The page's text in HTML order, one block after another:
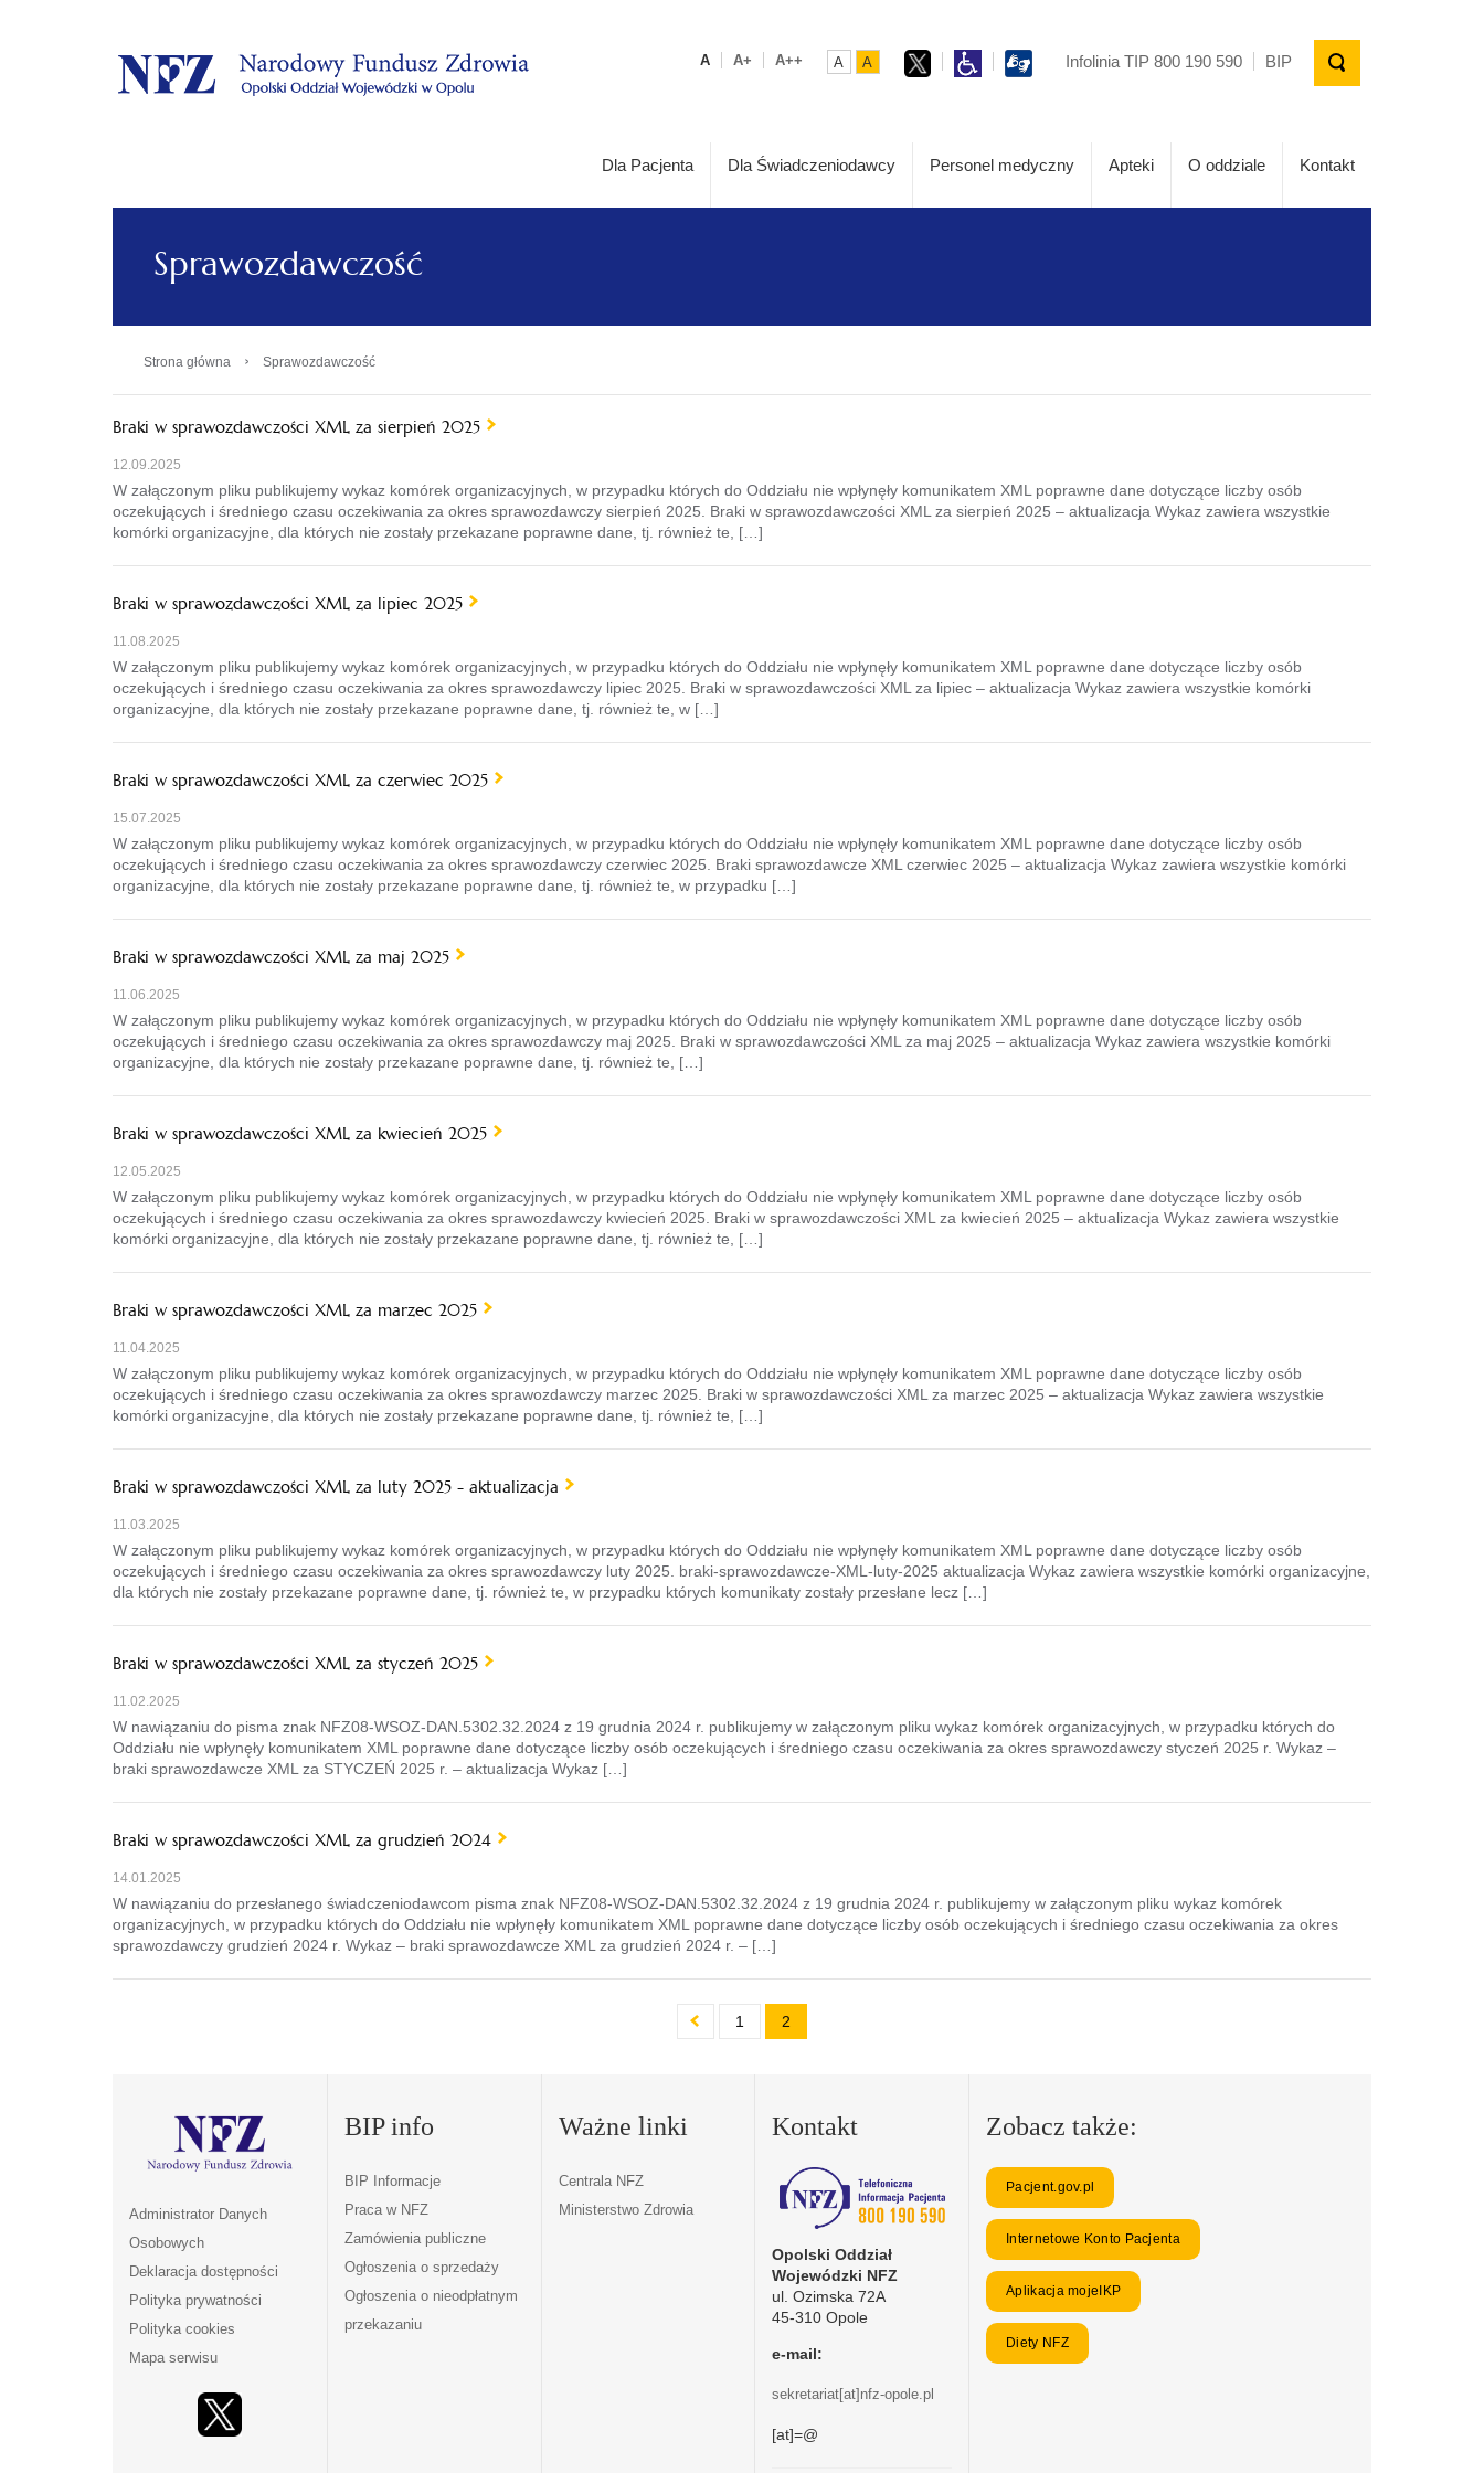
. A A+ A++ A A Infolinia TIP 800 190 590 BIP
Dla Pacjenta Dla Świadczeniodawcy Personel medyczny Apteki O oddziale Kontakt
Sprawozdawczość
Strona główna › Sprawozdawczość
Braki w sprawozdawczości XML za sierpień 2025
12.09.2025
W załączonym pliku publikujemy wykaz komórek organizacyjnych, w przypadku których do Oddziału nie wpłynęły komunikatem XML poprawne dane dotyczące liczby osób
oczekujących i średniego czasu oczekiwania za okres sprawozdawczy sierpień 2025. Braki w sprawozdawczości XML za sierpień 2025 – aktualizacja Wykaz zawiera wszystkie
komórki organizacyjne, dla których nie zostały przekazane poprawne dane, tj. również te, […]
Braki w sprawozdawczości XML za lipiec 2025
11.08.2025
W załączonym pliku publikujemy wykaz komórek organizacyjnych, w przypadku których do Oddziału nie wpłynęły komunikatem XML poprawne dane dotyczące liczby osób
oczekujących i średniego czasu oczekiwania za okres sprawozdawczy lipiec 2025. Braki w sprawozdawczości XML za lipiec – aktualizacja Wykaz zawiera wszystkie komórki
organizacyjne, dla których nie zostały przekazane poprawne dane, tj. również te, w […]
Braki w sprawozdawczości XML za czerwiec 2025
15.07.2025
W załączonym pliku publikujemy wykaz komórek organizacyjnych, w przypadku których do Oddziału nie wpłynęły komunikatem XML poprawne dane dotyczące liczby osób
oczekujących i średniego czasu oczekiwania za okres sprawozdawczy czerwiec 2025. Braki sprawozdawcze XML czerwiec 2025 – aktualizacja Wykaz zawiera wszystkie komórki
organizacyjne, dla których nie zostały przekazane poprawne dane, tj. również te, w przypadku […]
Braki w sprawozdawczości XML za maj 2025
11.06.2025
W załączonym pliku publikujemy wykaz komórek organizacyjnych, w przypadku których do Oddziału nie wpłynęły komunikatem XML poprawne dane dotyczące liczby osób
oczekujących i średniego czasu oczekiwania za okres sprawozdawczy maj 2025. Braki w sprawozdawczości XML za maj 2025 – aktualizacja Wykaz zawiera wszystkie komórki
organizacyjne, dla których nie zostały przekazane poprawne dane, tj. również te, […]
Braki w sprawozdawczości XML za kwiecień 2025
12.05.2025
W załączonym pliku publikujemy wykaz komórek organizacyjnych, w przypadku których do Oddziału nie wpłynęły komunikatem XML poprawne dane dotyczące liczby osób
oczekujących i średniego czasu oczekiwania za okres sprawozdawczy kwiecień 2025. Braki w sprawozdawczości XML za kwiecień 2025 – aktualizacja Wykaz zawiera wszystkie
komórki organizacyjne, dla których nie zostały przekazane poprawne dane, tj. również te, […]
Braki w sprawozdawczości XML za marzec 2025
11.04.2025
W załączonym pliku publikujemy wykaz komórek organizacyjnych, w przypadku których do Oddziału nie wpłynęły komunikatem XML poprawne dane dotyczące liczby osób
oczekujących i średniego czasu oczekiwania za okres sprawozdawczy marzec 2025. Braki w sprawozdawczości XML za marzec 2025 – aktualizacja Wykaz zawiera wszystkie
komórki organizacyjne, dla których nie zostały przekazane poprawne dane, tj. również te, […]
Braki w sprawozdawczości XML za luty 2025 - aktualizacja
11.03.2025
W załączonym pliku publikujemy wykaz komórek organizacyjnych, w przypadku których do Oddziału nie wpłynęły komunikatem XML poprawne dane dotyczące liczby osób
oczekujących i średniego czasu oczekiwania za okres sprawozdawczy luty 2025. braki-sprawozdawcze-XML-luty-2025 aktualizacja Wykaz zawiera wszystkie komórki organizacyjne,
dla których nie zostały przekazane poprawne dane, tj. również te, w przypadku których komunikaty zostały przesłane lecz […]
Braki w sprawozdawczości XML za styczeń 2025
11.02.2025
W nawiązaniu do pisma znak NFZ08-WSOZ-DAN.5302.32.2024 z 19 grudnia 2024 r. publikujemy w załączonym pliku wykaz komórek organizacyjnych, w przypadku których do
Oddziału nie wpłynęły komunikatem XML poprawne dane dotyczące liczby osób oczekujących i średniego czasu oczekiwania za okres sprawozdawczy styczeń 2025 r. Wykaz –
braki sprawozdawcze XML za STYCZEŃ 2025 r. – aktualizacja Wykaz […]
Braki w sprawozdawczości XML za grudzień 2024
14.01.2025
W nawiązaniu do przesłanego świadczeniodawcom pisma znak NFZ08-WSOZ-DAN.5302.32.2024 z 19 grudnia 2024 r. publikujemy w załączonym pliku wykaz komórek
organizacyjnych, w przypadku których do Oddziału nie wpłynęły komunikatem XML poprawne dane dotyczące liczby osób oczekujących i średniego czasu oczekiwania za okres
sprawozdawczy grudzień 2024 r. Wykaz – braki sprawozdawcze XML za grudzień 2024 r. – […]
1 2
Administrator Danych
Osobowych
Deklaracja dostępności
Polityka prywatności
Polityka cookies
Mapa serwisu
BIP info
BIP Informacje
Praca w NFZ
Zamówienia publiczne
Ogłoszenia o sprzedaży
Ogłoszenia o nieodpłatnym
przekazaniu
Ważne linki
Centrala NFZ
Ministerstwo Zdrowia
Kontakt
Opolski Oddział
Wojewódzki NFZ
ul. Ozimska 72A
45-310 Opole
e-mail:
sekretariat[at]nfz-opole.pl
[at]=@
Zobacz także:
Pacjent.gov.pl
Internetowe Konto Pacjenta
Aplikacja mojeIKP
Diety NFZ